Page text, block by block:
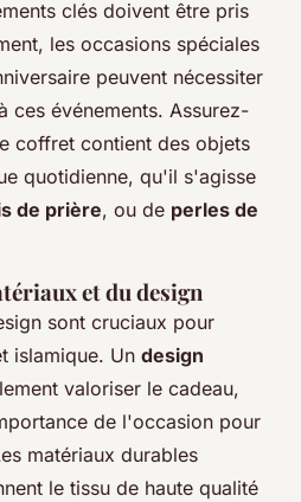
clés doivent être pris
les occasions spéciales
peuvent nécessiter
ces événements. Assurez-
coffret contient des objets
quotidienne, qu'il s'agisse
de prière, ou de perles de
et du design
sont cruciaux pour
islamique. Un design
valoriser le cadeau,
de l'occasion pour
matériaux durables
le tissu de haute qualité